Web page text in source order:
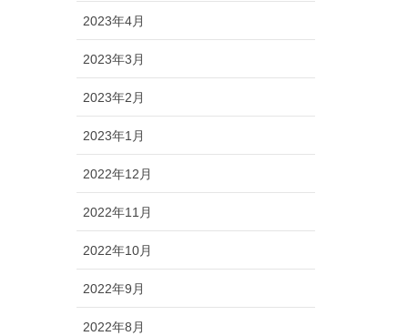
2023年4月
2023年3月
2023年2月
2023年1月
2022年12月
2022年11月
2022年10月
2022年9月
2022年8月